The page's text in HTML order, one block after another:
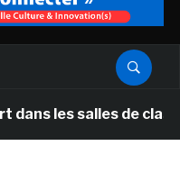
de classe des